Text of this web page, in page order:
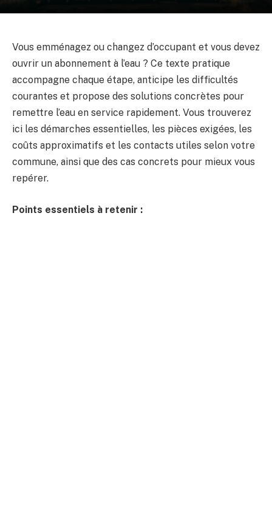
Vous emménagez ou changez d’occupant et vous devez
ouvrir un abonnement à l’eau ? Ce texte pratique
accompagne chaque étape, anticipe les difficultés
courantes et propose des solutions concrètes pour
remettre l’eau en service rapidement. Vous trouverez
ici les démarches essentielles, les pièces exigées, les
coûts approximatifs et les contacts utiles selon votre
commune, ainsi que des cas concrets pour mieux vous
repérer.
Points essentiels à retenir :